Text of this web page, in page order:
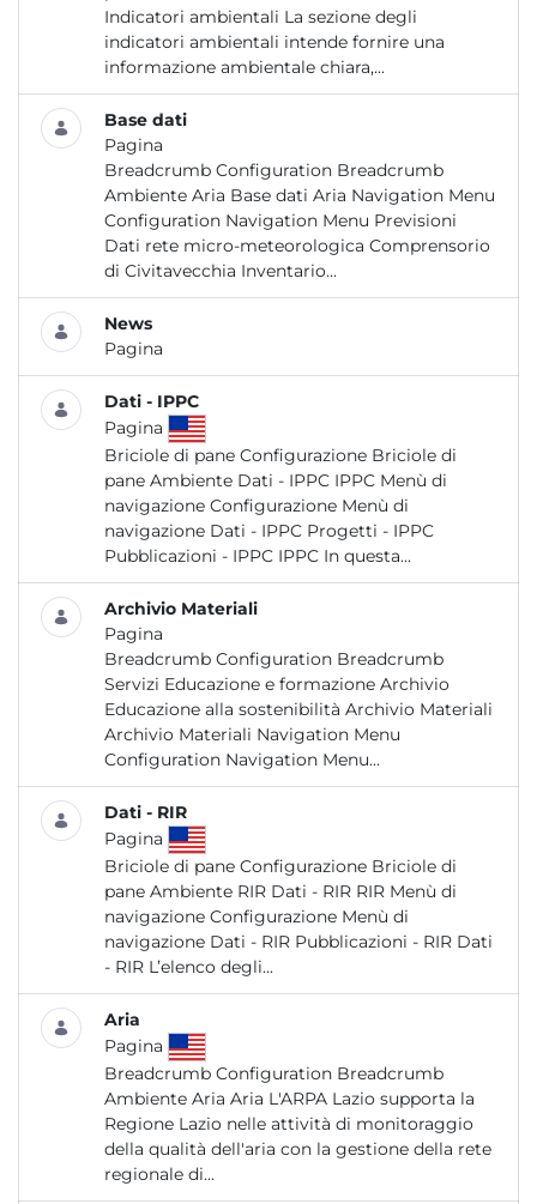
Indicatori ambientali La sezione degli
indicatori ambientali intende fornire una
informazione ambientale chiara,...
Base dati
Pagina
Breadcrumb Configuration Breadcrumb
Ambiente Aria Base dati Aria Navigation Menu
Configuration Navigation Menu Previsioni
Dati rete micro-meteorologica Comprensorio
di Civitavecchia Inventario...
News
Pagina
Dati - IPPC
Pagina
Briciole di pane Configurazione Briciole di
pane Ambiente Dati - IPPC IPPC Menù di
navigazione Configurazione Menù di
navigazione Dati - IPPC Progetti - IPPC
Pubblicazioni - IPPC IPPC In questa...
Archivio Materiali
Pagina
Breadcrumb Configuration Breadcrumb
Servizi Educazione e formazione Archivio
Educazione alla sostenibilità Archivio Materiali
Archivio Materiali Navigation Menu
Configuration Navigation Menu...
Dati - RIR
Pagina
Briciole di pane Configurazione Briciole di
pane Ambiente RIR Dati - RIR RIR Menù di
navigazione Configurazione Menù di
navigazione Dati - RIR Pubblicazioni - RIR Dati
- RIR L’elenco degli...
Aria
Pagina
Breadcrumb Configuration Breadcrumb
Ambiente Aria Aria L'ARPA Lazio supporta la
Regione Lazio nelle attività di monitoraggio
della qualità dell'aria con la gestione della rete
regionale di...